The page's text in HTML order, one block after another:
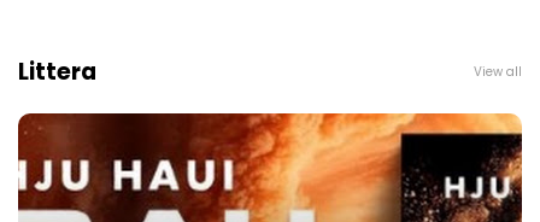
Littera View all